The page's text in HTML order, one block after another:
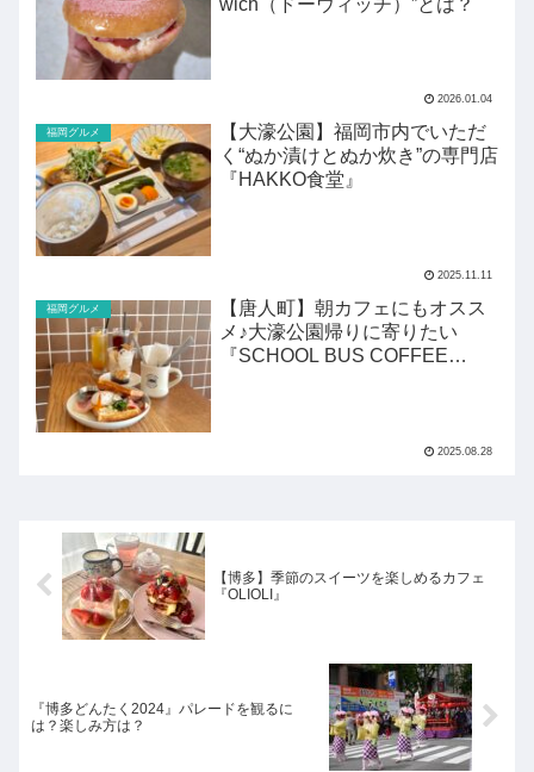
2026.01.04
福岡グルメ
【大濠公園】福岡市内でいただ
く“ぬか漬けとぬか炊き”の専門店
『HAKKO食堂』
2025.11.11
福岡グルメ
【唐人町】朝カフェにもオスス
メ♪大濠公園帰りに寄りたい
『SCHOOL BUS COFFEE
2025.08.28
【博多】季節のスイーツを楽しめるカフェ
『OLIOLI』
『博多どんたく2024』パレードを観るに
は？楽しみ方は？